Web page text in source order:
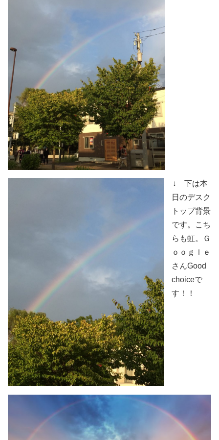
↓ 下は本
日のデスク
トップ背景
です。こち
らも虹。Ｇ
ｏｏｇｌｅ
さんGood
choiceで
す！！